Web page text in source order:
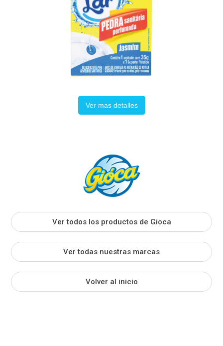
Ver mas detalles
Ver todos los productos de Gioca
Ver todas nuestras marcas
Volver al inicio